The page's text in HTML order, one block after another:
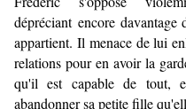
dépréciant encore
appartient. Il menace de lui
relations pour en avoir la
qu'il est capable de tout,
abandonner sa petite fille